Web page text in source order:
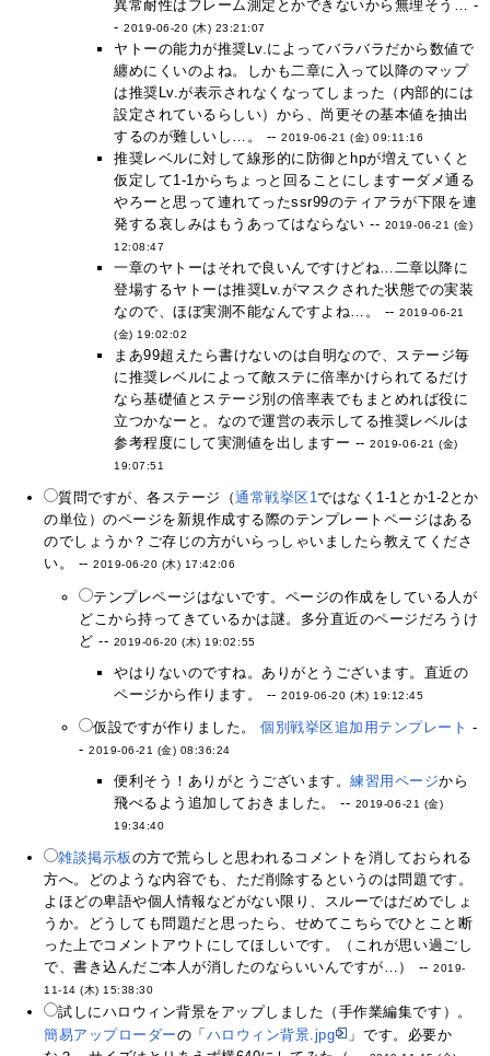
異常耐性はフレーム測定とかできないから無理そう… -
-2019-06-20 (木) 23:21:07
ヤトーの能力が推奨Lv.によってバラバラだから数値で
纏めにくいのよね。しかも二章に入って以降のマップ
は推奨Lv.が表示されなくなってしまった（内部的には
設定されているらしい）から、尚更その基本値を抽出
するのが難しいし…。 --2019-06-21 (金) 09:11:16
推奨レベルに対して線形的に防御とhpが増えていくと
仮定して1-1からちょっと回ることにしますーダメ通る
やろーと思って連れてったssr99のティアラが下限を連
発する哀しみはもうあってはならない -- 2019-06-21 (金)
12:08:47
一章のヤトーはそれで良いんですけどね…二章以降に
登場するヤトーは推奨Lv.がマスクされた状態での実装
なので、ほぼ実測不能なんですよね…。 --2019-06-21
(金) 19:02:02
まあ99超えたら書けないのは自明なので、ステージ毎
に推奨レベルによって敵ステに倍率かけられてるだけ
なら基礎値とステージ別の倍率表でもまとめれば役に
立つかなーと。なので運営の表示してる推奨レベルは
参考程度にして実測値を出しますー --2019-06-21 (金)
19:07:51
質問ですが、各ステージ（通常戦挙区1ではなく1-1とか1-2とか
の単位）のページを新規作成する際のテンプレートページはある
のでしょうか？ご存じの方がいらっしゃいましたら教えてくださ
い。 --2019-06-20 (木) 17:42:06
テンプレページはないです。ページの作成をしている人が
どこから持ってきているかは謎。多分直近のページだろうけ
ど -- 2019-06-20 (木) 19:02:55
やはりないのですね。ありがとうございます。直近の
ページから作ります。 --2019-06-20 (木) 19:12:45
仮設ですが作りました。個別戦挙区追加用テンプレート -
-2019-06-21 (金) 08:36:24
便利そう！ありがとうございます。練習用ページから
飛べるよう追加しておきました。 -- 2019-06-21 (金)
19:34:40
雑談掲示板の方で荒らしと思われるコメントを消しておられる
方へ。どのような内容でも、ただ削除するというのは問題です。
よほどの卑語や個人情報などがない限り、スルーではだめでしょ
うか。どうしても問題だと思ったら、せめてこちらでひとこと断
った上でコメントアウトにしてほしいです。（これが思い過ごし
で、書き込んだご本人が消したのならいいんですが…） --2019-
11-14 (木) 15:38:30
試しにハロウィン背景をアップしました（手作業編集です）。
簡易アップローダーの「 ハロウィン背景.jpg
」です。必要か